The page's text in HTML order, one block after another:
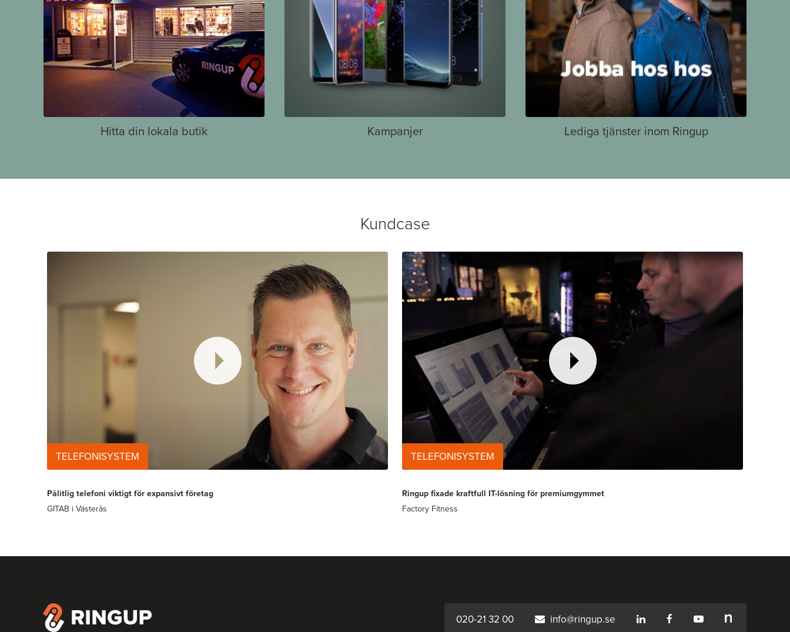
Hitta din lokala butik Kampanjer Lediga tjänster inom Ringup
Kundcase
TELEFONISYSTEM
Pålitlig telefoni viktigt för expansivt företag
GITAB i Västerås
TELEFONISYSTEM
Ringup fixade kraftfull IT-lösning för premiumgymmet
Factory Fitness
020-21 32 00 info@ringup.se